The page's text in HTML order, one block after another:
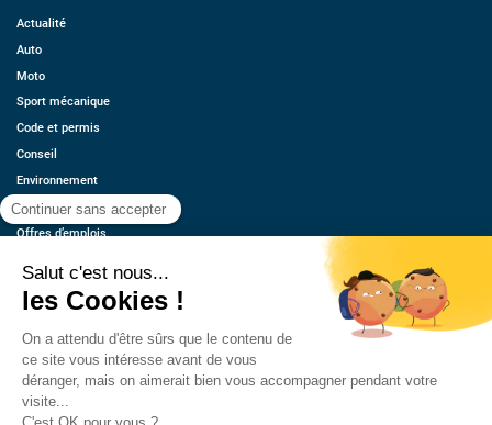
Actualité
Auto
Moto
Sport mécanique
Code et permis
Conseil
Environnement
Économie
Offres d’emplois
Contact
Estimez votre voiture
Mentions légales